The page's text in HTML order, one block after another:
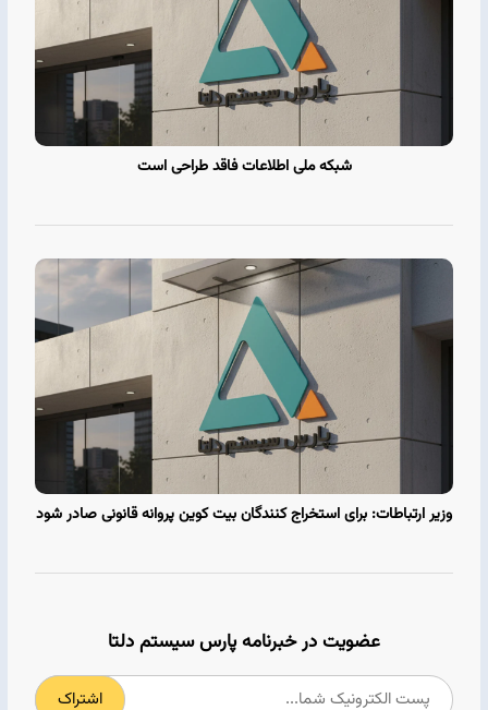
شبکه ملی اطلاعات فاقد طراحی است
وزیر ارتباطات: برای استخراج کنندگان بیت کوین پروانه قانونی صادر شود
عضویت در خبرنامه پارس سیستم دلتا